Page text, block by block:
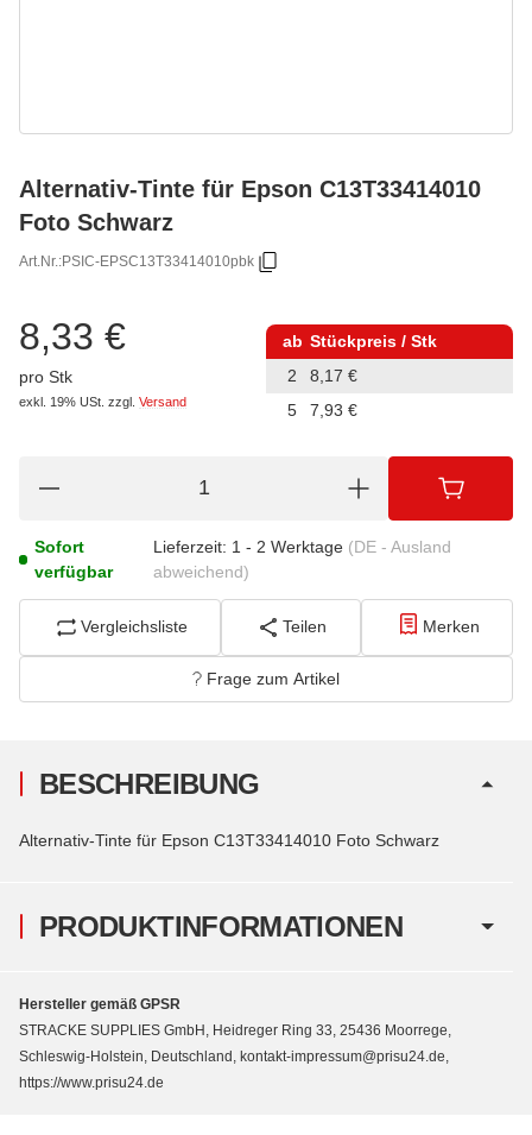
Alternativ-Tinte für Epson C13T33414010
Foto Schwarz
Art.Nr.:PSIC-EPSC13T33414010pbk
8,33 €
pro Stk
exkl. 19% USt. zzgl. Versand
ab Stückpreis / Stk
2
8,17 €
5
7,93 €
Sofort
verfügbar
Lieferzeit: 1 - 2 Werktage (DE - Ausland
abweichend)
Vergleichsliste Teilen Merken
Frage zum Artikel
PRODUKTINFORMATIONEN
BESCHREIBUNG
Alternativ-Tinte für Epson C13T33414010 Foto Schwarz
Hersteller gemäß GPSR
STRACKE SUPPLIES GmbH, Heidreger Ring 33, 25436 Moorrege,
Schleswig-Holstein, Deutschland, kontakt-impressum@prisu24.de,
https://www.prisu24.de